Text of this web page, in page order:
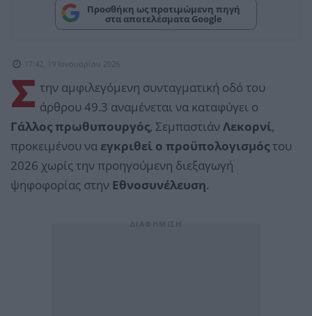
Προσθήκη ως προτιμώμενη πηγή
στα αποτελέσματα Google
17:42, 19 Ιανουαρίου 2026
Σ την αμφιλεγόμενη συνταγματική οδό του
άρθρου 49.3 αναμένεται να καταφύγει ο
Γάλλος πρωθυπουργός, ΣεμπαστιάνΛεκορνί,
προκειμένου να εγκριθεί ο προϋπολογισμόςτου
2026 χωρίς την προηγούμενη διεξαγωγή
ψηφοφορίας στην Εθνοσυνέλευση.